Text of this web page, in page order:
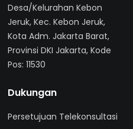
Desa/Kelurahan Kebon
Jeruk, Kec. Kebon Jeruk,
Kota Adm. Jakarta Barat,
Provinsi DKI Jakarta, Kode
Pos: 11530
Dukungan
Persetujuan Telekonsultasi